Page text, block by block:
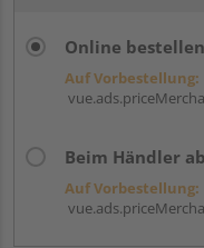
Online bestellen
Auf Vorbestellung:
Beim Händler
Auf Vorbestellung: